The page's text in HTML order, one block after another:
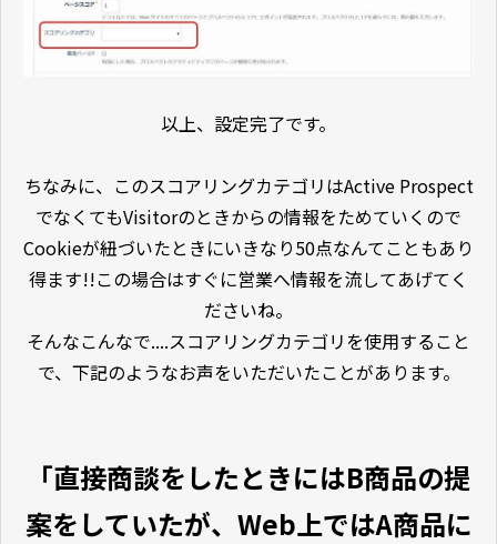
以上、設定完了です。
ちなみに、このスコアリングカテゴリはActive Prospect
でなくてもVisitorのときからの情報をためていくので
Cookieが紐づいたときにいきなり50点なんてこともあり
得ます!!この場合はすぐに営業へ情報を流してあげてく
ださいね。
そんなこんなで....スコアリングカテゴリを使用すること
で、下記のようなお声をいただいたことがあります。
「直接商談をしたときにはB商品の提
案をしていたが、Web上ではA商品に